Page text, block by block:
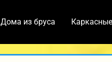
Дома из бруса